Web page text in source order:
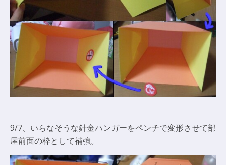
9/7、いらなそうな針金ハンガーをペンチで変形させて部
屋前面の枠として補強。